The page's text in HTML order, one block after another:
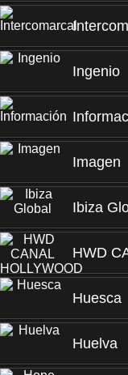
Ingenio
Imagen
Ibiza
HWD
Huesca
Huelva